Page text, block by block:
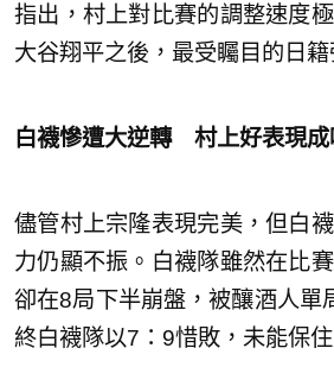
指出，村上對比賽的調整速度
大谷翔平之後，最受矚目的日籍
白襪慘遭大逆轉 村上好表現成
儘管村上宗隆表現完美，但白
力仍顯不振。白襪隊雖然在比
卻在8局下半崩盤，被釀酒人單
終白襪隊以7：9惜敗，未能保住